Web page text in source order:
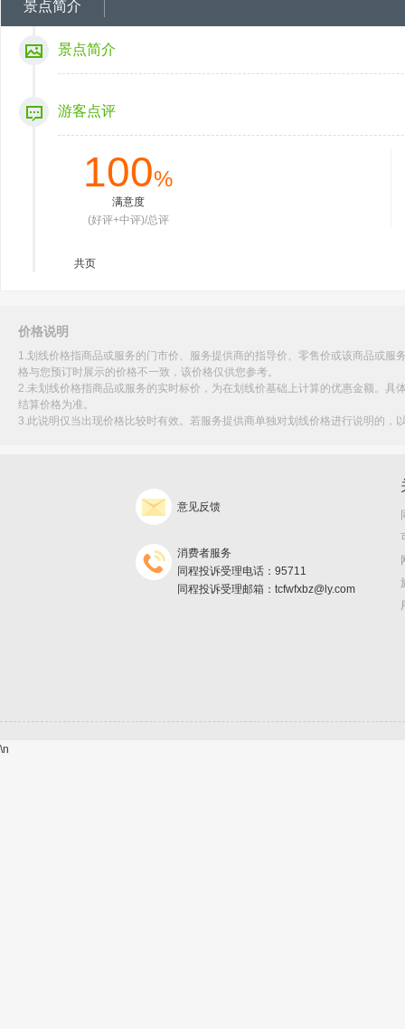
景点简介
景点简介
游客点评
100%
满意度
(好评+中评)/总评
共页
价格说明
1.划线价格指商品或服务的门市价、服务提供商的指导价、零售价或该商品或
格与您预订时展示的价格不一致，该价格仅供您参考。
2.未划线价格指商品或服务的实时标价，为在划线价基础上计算的优惠金额。
结算价格为准。
3.此说明仅当出现价格比较时有效。若服务提供商单独对划线价格进行说明的
意见反馈
消费者服务
同程投诉受理电话：95711
同程投诉受理邮箱：tcfwfxbz@ly.com
\n